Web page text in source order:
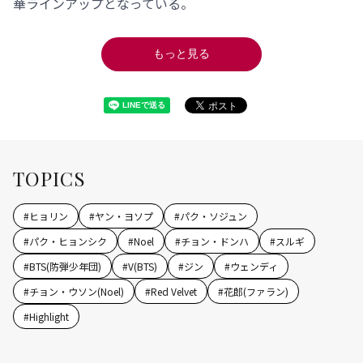
もっと見る
TOPICS
#ヒョリン #ヤン・ヨソプ #パク・ソジュン
#パク・ヒョンシク #Noel #チョン・ドンハ #スルギ
#BTS(防弾少年団) #V(BTS) #ジン #ウェンディ
#チョン・ウソン(Noel) #Red Velvet #花郎(ファラン)
#Highlight